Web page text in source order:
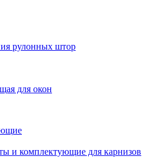
рулонных штор
для окон
и комплектующие для карнизов